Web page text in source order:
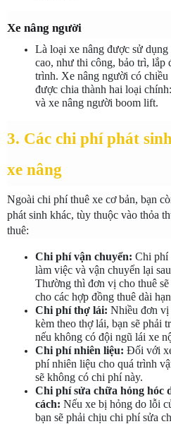
Xe nâng người
Là loại xe nâng được sử
cao, như thi công, bảo trì, lắp
trình. Xe nâng người có
được chia thành hai loại
và xe nâng người boom lift.
3. Các chi phí phát
xe nâng
Ngoài chi phí thuê xe cơ bản, bạn
phát sinh khác, tùy thuộc vào thỏa
thuê:
Chi phí vận chuyển: Chi phí
làm việc và vận chuyển lại
Thường thì đơn vị cho thuê
cho các hợp đồng thuê dài
Chi phí thợ lái: Nhiều đơn vị
kèm theo thợ lái, bạn sẽ phải
nếu không có đội ngũ lái xe
Chi phí nhiên liệu: Đối với
phí nhiên liệu cho quá trình
sẽ không có chi phí này.
Chi phí sửa chữa hỏng hóc
cách: Nếu xe bị hỏng do lỗi
bạn sẽ phải chịu chi phí sửa